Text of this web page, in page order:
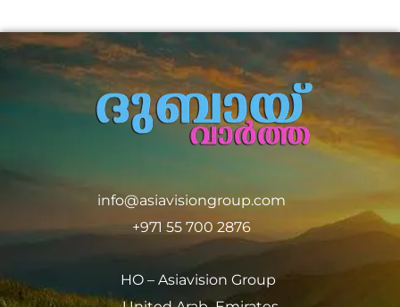
info@asiavisiongroup.com
+971 55 700 2876
HO – Asiavision Group